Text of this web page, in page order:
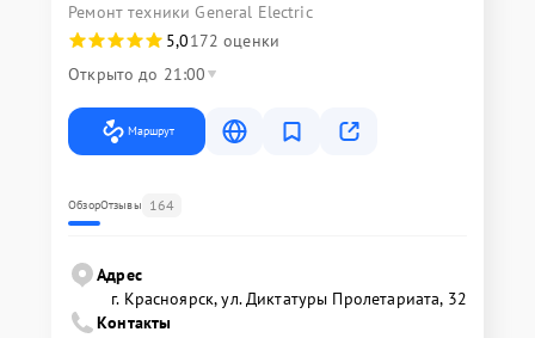
Ремонт техники General Electric
5,0172 оценки
Открыто до 21:00
Маршрут
ОбзорОтзывы 164
Адрес
г. Красноярск, ул. Диктатуры Пролетариата, 32
Контакты